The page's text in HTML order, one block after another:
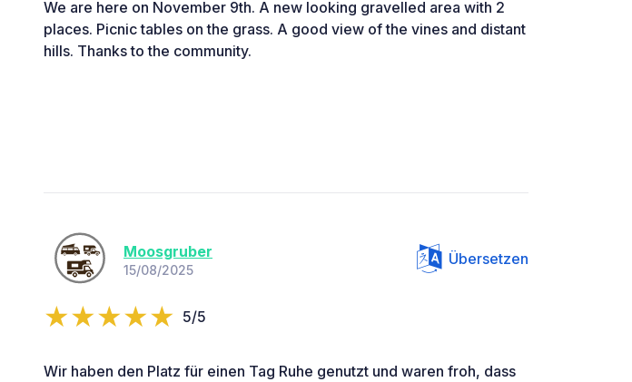
We are here on November 9th. A new looking gravelled area with 2
places. Picnic tables on the grass. A good view of the vines and distant
hills. Thanks to the community.
Moosgruber
15/08/2025
Übersetzen
5/5
Wir haben den Platz für einen Tag Ruhe genutzt und waren froh, dass